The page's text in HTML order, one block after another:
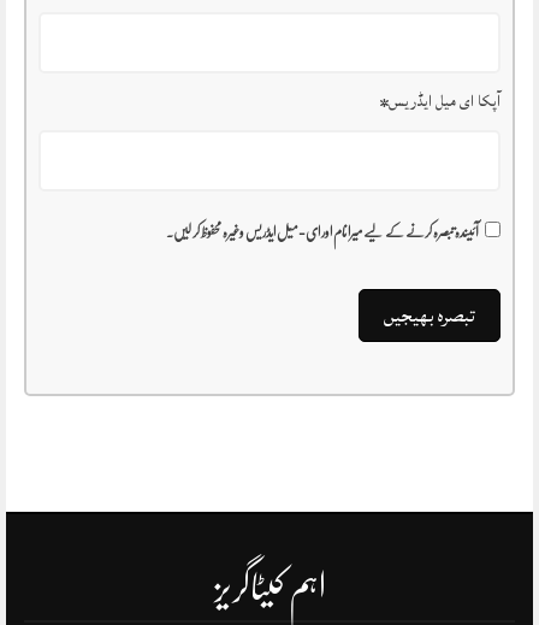
آپکا ای میل ایڈریس*
آئیندہ تبصرہ کرنے کے لیے میرا نام اور ای-میل ایڈریس وغیرہ محفوظ کر لیں۔
اہم کیٹاگریز